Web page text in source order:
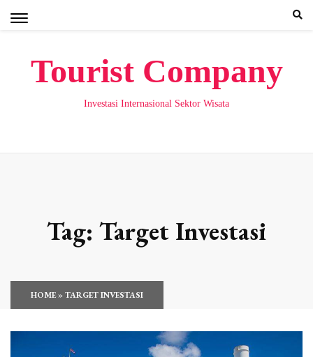
Tourist Company
Investasi Internasional Sektor Wisata
Tag: Target Investasi
HOME»TARGET INVESTASI